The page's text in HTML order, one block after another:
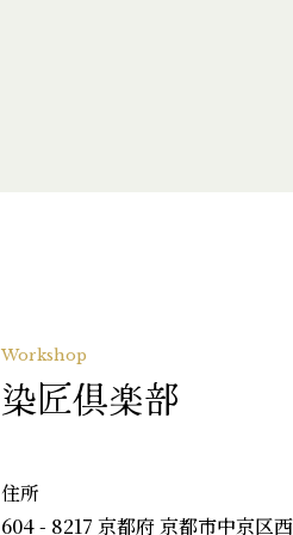
Workshop
染匠倶楽部
住所
604 - 8217 京都府 京都市中京区